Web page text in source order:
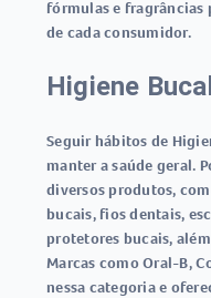
fórmulas e fragrâncias
de cada consumidor.
Higiene Bucal
Seguir hábitos de
manter a saúde geral.
diversos produtos,
bucais, fios dentais,
protetores bucais,
Marcas como Oral-B,
nessa categoria e